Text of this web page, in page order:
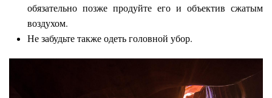
обязательно позже продуйте его и объектив сжатым
воздухом.
Не забудьте также одеть головной убор.